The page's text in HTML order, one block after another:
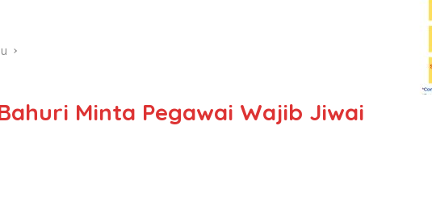
Minta Pegawai Wajib Jiwai